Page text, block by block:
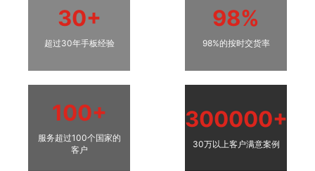
30+
超过30年手板经验
98%
98%的按时交货率
100+
服务超过100个国家的
客户
300000+
30万以上客户满意案例